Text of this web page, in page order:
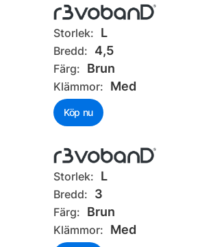
Storlek: L
Bredd: 4,5
Färg: Brun
Klämmor: Med
Köp nu
Storlek: L
Bredd: 3
Färg: Brun
Klämmor: Med